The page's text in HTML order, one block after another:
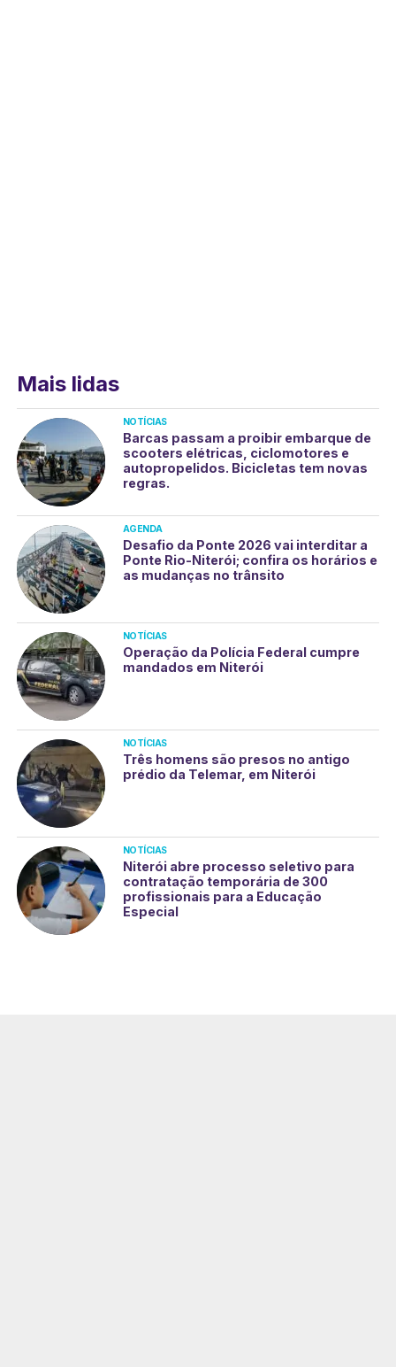
Mais lidas
NOTÍCIAS
Barcas passam a proibir embarque de
scooters elétricas, ciclomotores e
autopropelidos. Bicicletas tem novas
regras.
AGENDA
Desafio da Ponte 2026 vai interditar a
Ponte Rio-Niterói; confira os horários e
as mudanças no trânsito
NOTÍCIAS
Operação da Polícia Federal cumpre
mandados em Niterói
NOTÍCIAS
Três homens são presos no antigo
prédio da Telemar, em Niterói
NOTÍCIAS
Niterói abre processo seletivo para
contratação temporária de 300
profissionais para a Educação
Especial